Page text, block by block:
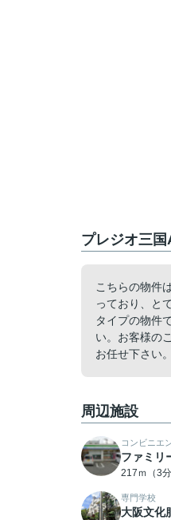
プレジオ三
こちらの物件
っており、と
タイプの物件
い。お客様の
お任せ下さい。
周辺施設
コンビニエ
ファミリ
217ｍ（3分
専門学校
大阪文化